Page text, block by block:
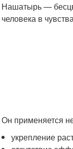
Нашатырь —
человека в
Он применяется
укрепление